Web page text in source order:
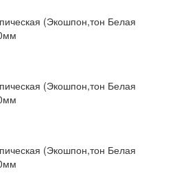
(Экошпон,тон Белая
(Экошпон,тон Белая
(Экошпон,тон Белая